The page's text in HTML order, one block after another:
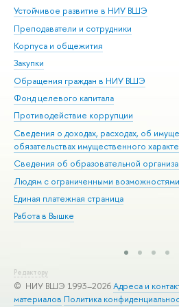
Устойчивое развитие в НИУ ВШЭ
Преподаватели и сотрудники
Корпуса и общежития
Закупки
Обращения граждан в НИУ ВШЭ
Фонд целевого капитала
Противодействие коррупции
Сведения о доходах, расходах, об
обязательствах имущественного
Сведения об образовательной
Людям с ограниченными
Единая платежная страница
Работа в Вышке
Редактору
© НИУ ВШЭ 1993–2026Адреса и
материалов Политика